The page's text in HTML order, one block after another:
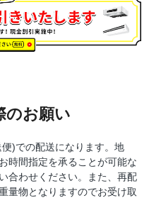
のお願い
)での配送になります。地
時間指定を承ることが可能な
合わせください。また、再配
量物となりますのでお受け取